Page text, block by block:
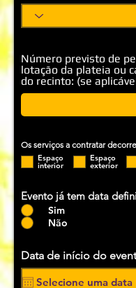
Número previsto de
lotação da plateia ou
do recinto: (se
Os serviços a contratar
Espaço
interior
Espaço
exterior
Evento já tem data
Sim
Não
Data de início do